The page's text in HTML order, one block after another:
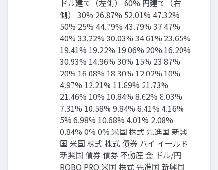
ドル建て（左側） 60% 円建て（右
側） 30% 26.87% 52.01% 47.32%
50% 25% 44.79% 43.79% 37.47%
40% 33.22% 30.03% 34.61% 23.65%
19.41% 19.22% 19.06% 20% 16.20%
30.93% 14.96% 30% 15% 23.87%
20% 16.08% 18.30% 12.02% 10%
4.97% 12.21% 11.89% 21.73%
21.46% 10% 10.84% 8.62% 8.03%
7.31% 10.58% 9.84% 6.41% 4.16%
5% 6.98% 10.68% 4.01% 2.08%
0.84% 0% 0% 米国 株式 先進国 新興
国 米国 株式 株式 債券 ハイ イールド
新興国 債券 債券 不動産 金 ドル/円
ROBO PRO 米国 株式 先進国 新興国